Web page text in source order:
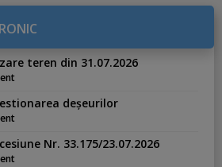
teren din 31.07.2026
deșeurilor
Nr. 33.175/23.07.2026